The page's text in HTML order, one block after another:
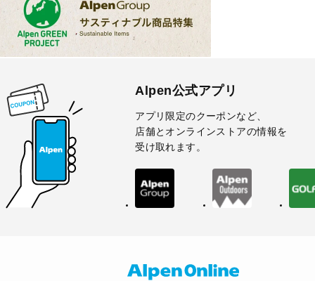
Alpen公式アプリ
アプリ限定のクーポンなど、
店舗とオンラインストアの情報を
受け取れます。